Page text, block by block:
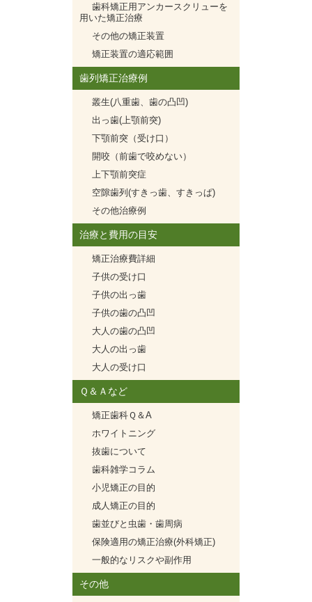
歯科矯正用アンカースクリューを
用いた矯正治療
その他の矯正装置
矯正装置の適応範囲
歯列矯正治療例
叢生(八重歯、歯の凸凹)
出っ歯(上顎前突)
下顎前突（受け口）
開咬（前歯で咬めない）
上下顎前突症
空隙歯列(すきっ歯、すきっぱ)
その他治療例
治療と費用の目安
矯正治療費詳細
子供の受け口
子供の出っ歯
子供の歯の凸凹
大人の歯の凸凹
大人の出っ歯
大人の受け口
Ｑ＆Ａなど
矯正歯科Ｑ＆A
ホワイトニング
抜歯について
歯科雑学コラム
小児矯正の目的
成人矯正の目的
歯並びと虫歯・歯周病
保険適用の矯正治療(外科矯正)
一般的なリスクや副作用
その他